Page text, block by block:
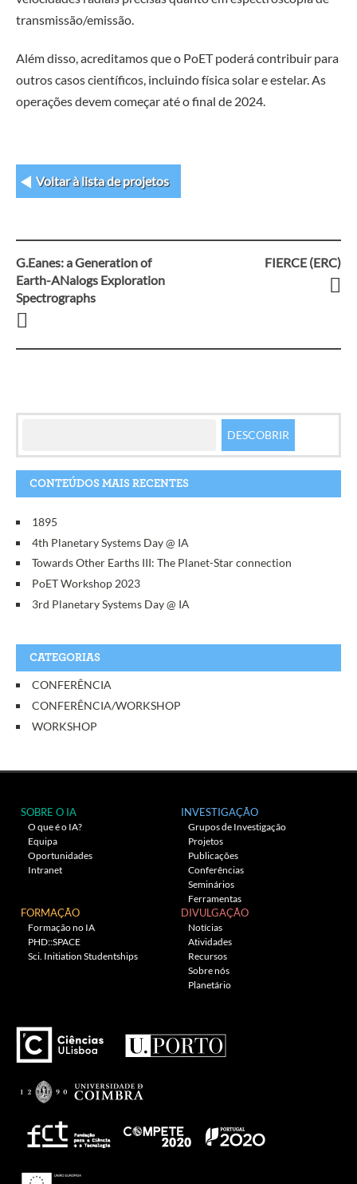
transmissão/emissão.
Além disso, acreditamos que o PoET poderá contribuir para
outros casos científicos, incluindo física solar e estelar. As
operações devem começar até o final de 2024.
Voltar à lista de projetos
Navegação
entre
G.Eanes: a Generation of
Earth-ANalogs Exploration
Spectrographs
FIERCE (ERC)
CONTEÚDOS MAIS RECENTES
1895
4th Planetary Systems Day @ IA
Towards Other Earths III: The Planet-Star connection
PoET Workshop 2023
3rd Planetary Systems Day @ IA
CATEGORIAS
CONFERÊNCIA
CONFERÊNCIA/WORKSHOP
WORKSHOP
SOBRE O IA
O que é o IA?
Equipa
Oportunidades
Intranet
INVESTIGAÇÃO
Grupos de Investigação
Projetos
Publicações
Conferências
Seminários
Ferramentas
FORMAÇÃO
Formação no IA
PHD::SPACE
Sci. Initiation Studentships
DIVULGAÇÃO
Notícias
Atividades
Recursos
Sobre nós
Planetário